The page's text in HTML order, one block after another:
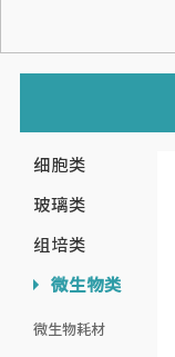
细胞类
玻璃类
组培类
微生物类
微生物耗材